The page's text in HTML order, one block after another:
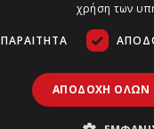
χρήση των
ΑΠΟΔΟΧΉ ΌΛΩΝ